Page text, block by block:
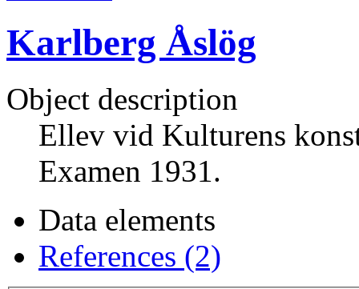
Karlberg Åslög
Object description
Ellev vid Kulturens
Examen 1931.
Data elements
References (2)